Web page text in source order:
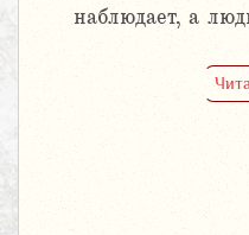
наблюдает, а